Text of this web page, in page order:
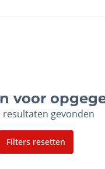
voor
resultaten gevonden
Filters resetten